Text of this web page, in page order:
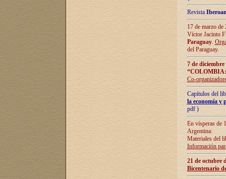
Revista
17 de marzo
Víctor Jacinto
Paraguay.
del Paraguay.
7 de
Co-
Capítulos del
la economía y
pdf )
En vísperas de
Argentina:
Materiales del
Información
21 de octubre
Bicentenario